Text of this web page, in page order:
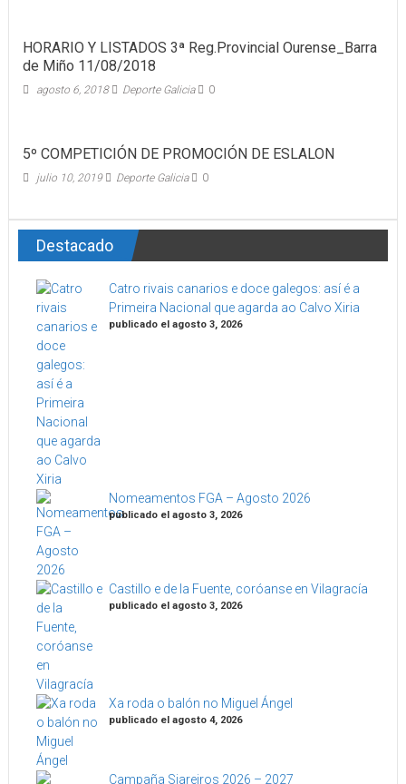
HORARIO Y LISTADOS 3ª Reg.Provincial Ourense_Barra
de Miño 11/08/2018
agosto 6, 2018 Deporte Galicia 0
5º COMPETICIÓN DE PROMOCIÓN DE ESLALON
julio 10, 2019 Deporte Galicia 0
Destacado
Catro rivais canarios e doce galegos: así é a
Primeira Nacional que agarda ao Calvo Xiria
publicado el agosto 3, 2026
Nomeamentos FGA – Agosto 2026
publicado el agosto 3, 2026
Castillo e de la Fuente, coróanse en Vilagracía
publicado el agosto 3, 2026
Xa roda o balón no Miguel Ángel
publicado el agosto 4, 2026
Campaña Siareiros 2026 – 2027